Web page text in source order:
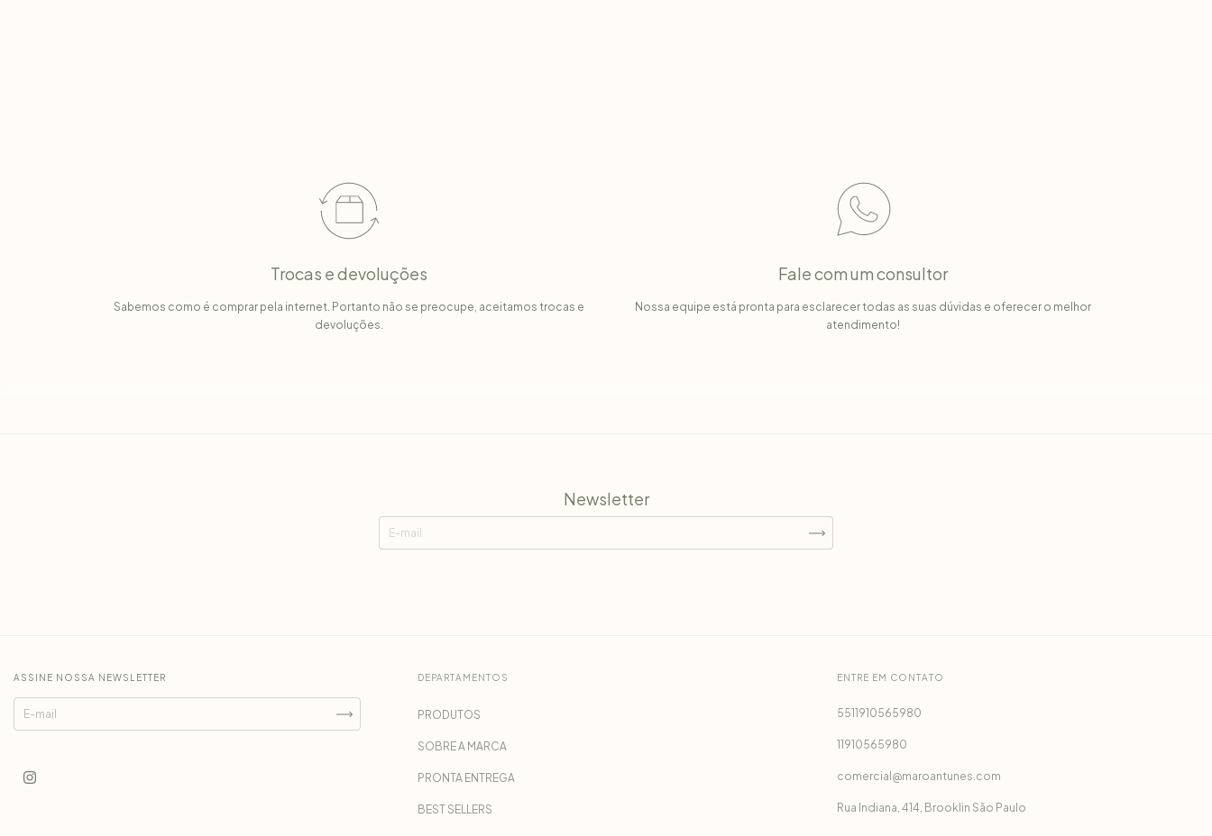
Trocas e devoluções
Sabemos como é comprar pela internet. Portanto não se preocupe, aceitamos trocas e
devoluções.
Fale com um consultor
Nossa equipe está pronta para esclarecer todas as suas dúvidas e oferecer o melhor
atendimento!
Newsletter
ASSINE NOSSA NEWSLETTER DEPARTAMENTOS
PRODUTOS
SOBRE A MARCA
PRONTA ENTREGA
BEST SELLERS
ENTRE EM CONTATO
5511910565980
11910565980
comercial@maroantunes.com
Rua Indiana, 414, Brooklin São Paulo